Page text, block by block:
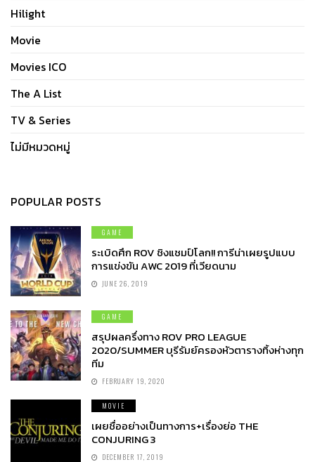
Hilight
Movie
Movies ICO
The A List
TV & Series
ไม่มีหมวดหมู่
POPULAR POSTS
GAME
ระเบิดศึก ROV ชิงแชมป์โลก!! การีน่าเผยรูปแบบ
การแข่งขัน AWC 2019 ที่เวียดนาม
JUNE 26, 2019
GAME
สรุปผลครึ่งทาง ROV PRO LEAGUE
2020/SUMMER บุรีรัมย์ครองหัวตารางทิ้งห่างทุก
ทีม
FEBRUARY 19, 2020
MOVIE
เผยชื่ออย่างเป็นทางการ+เรื่องย่อ THE
CONJURING 3
DECEMBER 17, 2019